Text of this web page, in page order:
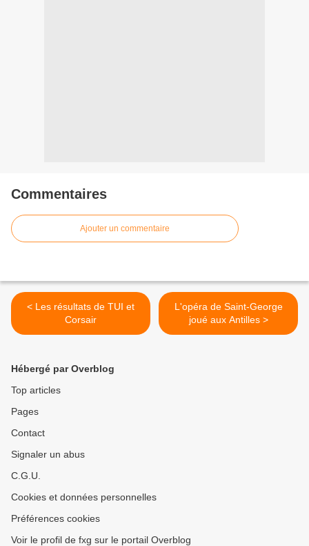
Commentaires
Ajouter un commentaire
< Les résultats de TUI et
Corsair
L'opéra de Saint-George
joué aux Antilles >
Hébergé par Overblog
Top articles
Pages
Contact
Signaler un abus
C.G.U.
Cookies et données personnelles
Préférences cookies
Voir le profil de fxg sur le portail Overblog